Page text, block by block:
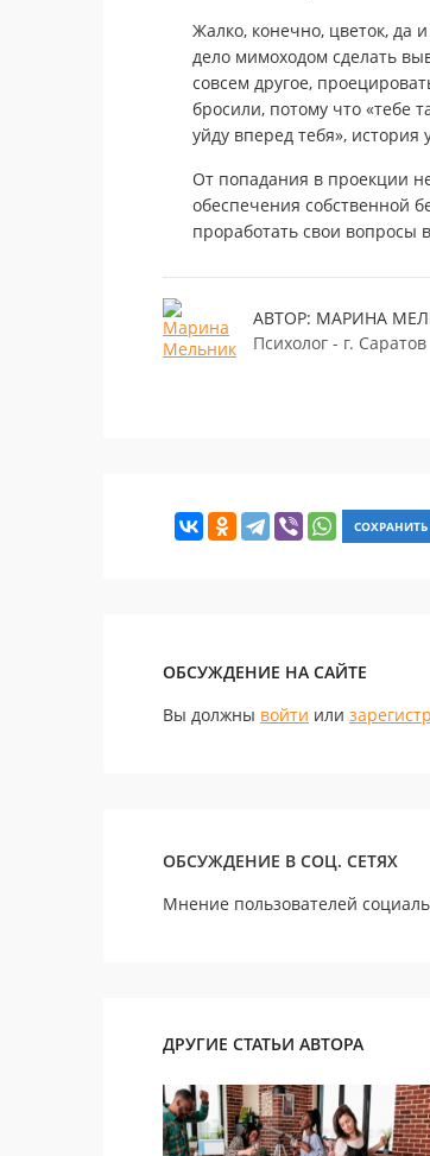
Жалко, конечно, цветок, да
дело мимоходом сделать
совсем другое,
бросили, потому что «тебе
уйду вперед тебя», история
От попадания в проекции
обеспечения собственной
проработать свои
АВТОР: МАРИНА
Психолог - г. Саратов
ОБСУЖДЕНИЕ НА САЙТЕ
Вы должны войти или
ОБСУЖДЕНИЕ В СОЦ. СЕТЯХ
Мнение пользователей
ДРУГИЕ СТАТЬИ АВТОРА